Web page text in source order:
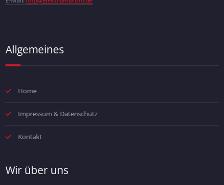
Allgemeines
Home
Impressum & Datenschutz
Kontakt
Wir über uns